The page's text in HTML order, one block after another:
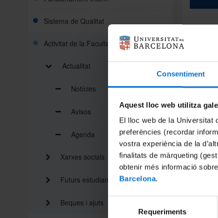
Consentiment
Aquest lloc web utilitza
El lloc web de la Universitat
preferències (recordar
vostra experiència de la
finalitats de màrqueting
obtenir més informació
Barcelona.
Requeriments
Sistema de Qualitat
Activitat de la Facultat
Actualitat
Notícies
Avisos
Agenda
Xarxes socials
Futurs estudiants
Beques i ajuts
dies 8 i
hauran
està
pèrdua
Malgrat